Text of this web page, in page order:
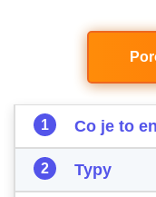
Co je to
Typy